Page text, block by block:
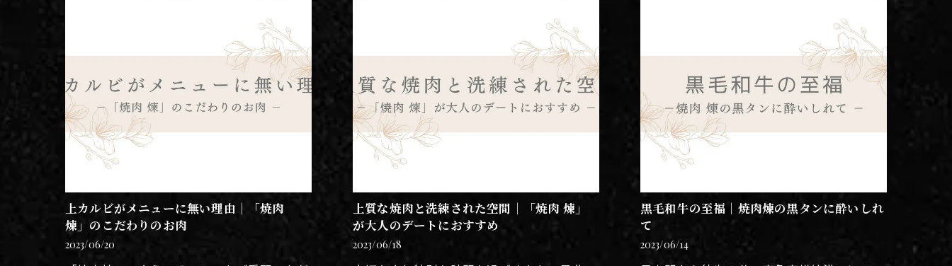
上カルビがメニューに無い理由｜「焼肉
煉」のこだわりのお肉
2023/06/20
上質な焼肉と洗練された空間｜「焼肉 煉」
が大人のデートにおすすめ
2023/06/18
黒毛和牛の至福｜焼肉煉の黒タンに酔いしれ
て
2023/06/14